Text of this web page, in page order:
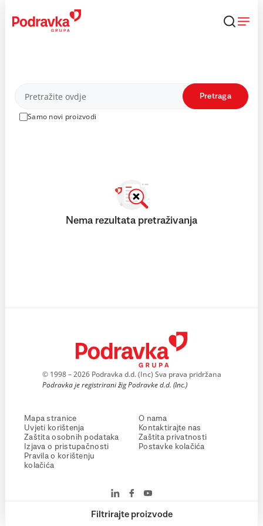
content
Proizvodi
Samo novi proizvodi
Pretraga
Filtrirajte proizvode
Nema rezultata pretraživanja
© 1998 – 2026 Podravka d.d. (Inc) Sva prava pridržana
Podravka je registrirani žig Podravke d.d. (Inc.)
Mapa stranice
Uvjeti korištenja
Zaštita osobnih podataka
Izjava o pristupačnosti
Pravila o korištenju
kolačića
O nama
Kontaktirajte nas
Zaštita privatnosti
Postavke kolačića